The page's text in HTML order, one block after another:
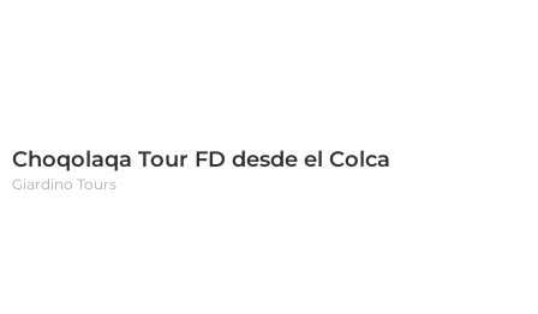
Choqolaqa Tour FD desde el Colca
Giardino Tours